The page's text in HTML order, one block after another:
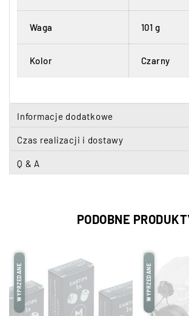
Waga 101 g
Kolor Czarny
Informacje dodatkowe
Czas realizacji i dostawy
Q & A
PODOBNE
WYPRZEDANE WYPRZEDANE